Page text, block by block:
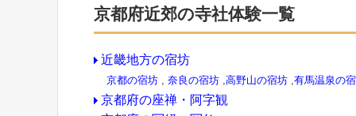
京都府近郊の寺社体験一覧
近畿地方の宿坊
京都の宿坊 奈良の宿坊 高野山の宿坊 有馬温泉の
京都府の座禅・阿字観